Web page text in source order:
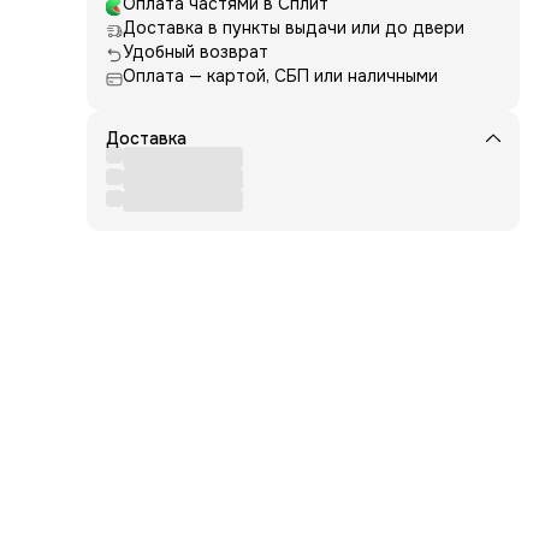
Доставка в пункты выдачи или до двери
Удобный возврат
Оплата — картой, СБП или наличными
Доставка